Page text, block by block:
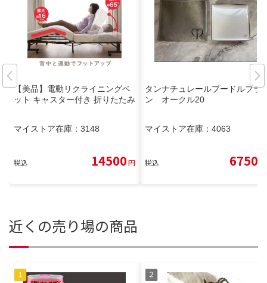
【美品】電動リクライニングベ
ット キャスター付き 折りたたみ
マイストア在庫： 3148
税込 14500円
タンナチュレールプードルブラ
ン オークル20
マイストア在庫： 4063
税込 6750
近くの売り場の商品